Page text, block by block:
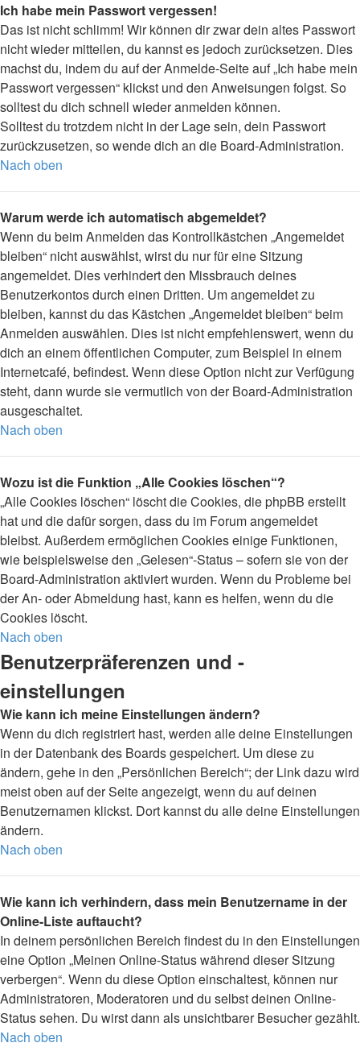
Ich habe mein Passwort vergessen!
Das ist nicht schlimm! Wir können dir zwar dein altes Passwort
nicht wieder mitteilen, du kannst es jedoch zurücksetzen. Dies
machst du, indem du auf der Anmelde-Seite auf „Ich habe mein
Passwort vergessen“ klickst und den Anweisungen folgst. So
solltest du dich schnell wieder anmelden können.
Solltest du trotzdem nicht in der Lage sein, dein Passwort
zurückzusetzen, so wende dich an die Board-Administration.
Nach oben
Warum werde ich automatisch abgemeldet?
Wenn du beim Anmelden das Kontrollkästchen „Angemeldet
bleiben“ nicht auswählst, wirst du nur für eine Sitzung
angemeldet. Dies verhindert den Missbrauch deines
Benutzerkontos durch einen Dritten. Um angemeldet zu
bleiben, kannst du das Kästchen „Angemeldet bleiben“ beim
Anmelden auswählen. Dies ist nicht empfehlenswert, wenn du
dich an einem öffentlichen Computer, zum Beispiel in einem
Internetcafé, befindest. Wenn diese Option nicht zur Verfügung
steht, dann wurde sie vermutlich von der Board-Administration
ausgeschaltet.
Nach oben
Wozu ist die Funktion „Alle Cookies löschen“?
„Alle Cookies löschen“ löscht die Cookies, die phpBB erstellt
hat und die dafür sorgen, dass du im Forum angemeldet
bleibst. Außerdem ermöglichen Cookies einige Funktionen,
wie beispielsweise den „Gelesen“-Status – sofern sie von der
Board-Administration aktiviert wurden. Wenn du Probleme bei
der An- oder Abmeldung hast, kann es helfen, wenn du die
Cookies löscht.
Nach oben
Benutzerpräferenzen und -
einstellungen
Wie kann ich meine Einstellungen ändern?
Wenn du dich registriert hast, werden alle deine Einstellungen
in der Datenbank des Boards gespeichert. Um diese zu
ändern, gehe in den „Persönlichen Bereich“; der Link dazu wird
meist oben auf der Seite angezeigt, wenn du auf deinen
Benutzernamen klickst. Dort kannst du alle deine Einstellungen
ändern.
Nach oben
Wie kann ich verhindern, dass mein Benutzername in der
Online-Liste auftaucht?
In deinem persönlichen Bereich findest du in den Einstellungen
eine Option „Meinen Online-Status während dieser Sitzung
verbergen“. Wenn du diese Option einschaltest, können nur
Administratoren, Moderatoren und du selbst deinen Online-
Status sehen. Du wirst dann als unsichtbarer Besucher gezählt.
Nach oben